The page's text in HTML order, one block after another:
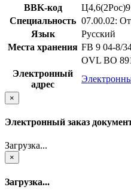
BBK-код
Специальность 07.00.02:
Язык
Русский
Места хранения FB 9 04-8/
OVL ВО
Электронный
адрес
×
Электронный заказ
Загрузка...
×
Загрузка...